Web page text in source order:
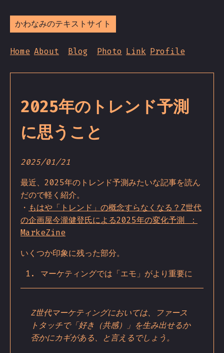
かわなみのテキストサイト
Home About Blog Photo Link Profile
2025年のトレンド予測
に思うこと
2025/01/21
最近、2025年のトレンド予測みたいな記事を読ん
だので軽く紹介。
・ もはや「トレンド」の概念すらなくなる？Z世代
の企画屋今瀧健登氏による2025年の変化予測 ：
MarkeZine
いくつか印象に残った部分。
マーケティングでは「エモ」がより重要に
Z世代マーケティングにおいては、ファース
トタッチで「好き（共感）」を生み出せるか
否かにカギがある、と言えるでしょう。